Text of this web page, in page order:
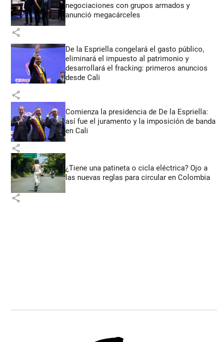
negociaciones con grupos armados y
anunció megacárceles
share
De la Espriella congelará el gasto público,
eliminará el impuesto al patrimonio y
desarrollará el fracking: primeros anuncios
desde Cali
share
Comienza la presidencia de De la Espriella:
así fue el juramento y la imposición de banda
en Cali
share
¿Tiene una patineta o cicla eléctrica? Ojo a
las nuevas reglas para circular en Colombia
share